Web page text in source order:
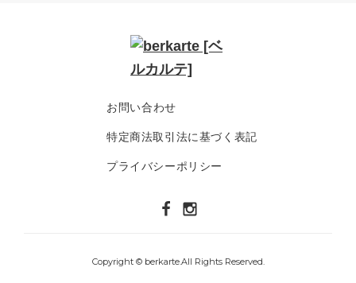
お問い合わせ
特定商法取引法に基づく表記
プライバシーポリシー
Copyright © berkarte.All Rights Reserved.